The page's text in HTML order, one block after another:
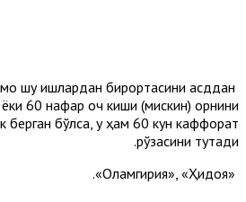
шу ишлардан бирортасини қасддан
60 нафар оч киши (мискин) қорнини
берган бўлса, у ҳам 60 кун каффорат
рўзасини тутади.
«Оламгирия», «Ҳидоя».